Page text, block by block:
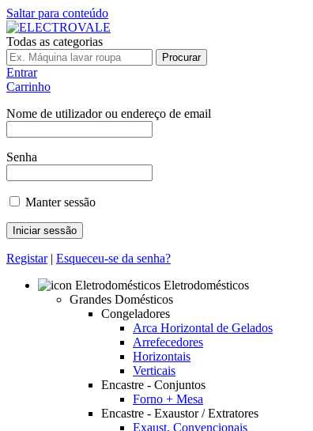
Saltar para conteúdo
Todas as categorias
Procurar
Entrar
Carrinho
Nome de utilizador ou endereço de email
Senha
Manter sessão
Registar| Esqueceu-se da senha?
Eletrodomésticos
Grandes Domésticos
Congeladores
Arca Horizontal de Gelados
Arrefecedores
Horizontais
Verticais
Encastre - Conjuntos
Forno + Mesa
Encastre - Exaustor / Extratores
Exaust. Convencionais